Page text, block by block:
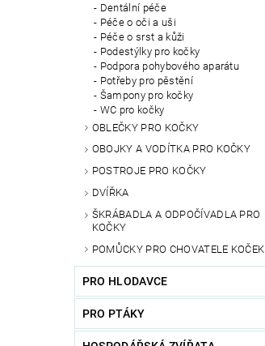
Dentální péče
Péče o oči a uši
Péče o srst a kůži
Podestýlky pro kočky
Podpora pohybového aparátu
Potřeby pro pěstění
Šampony pro kočky
WC pro kočky
OBLEČKY PRO KOČKY
OBOJKY A VODÍTKA PRO KOČKY
POSTROJE PRO KOČKY
DVÍŘKA
ŠKRÁBADLA A ODPOČÍVADLA PRO
KOČKY
POMŮCKY PRO CHOVATELE KOČEK
PRO HLODAVCE
PRO PTÁKY